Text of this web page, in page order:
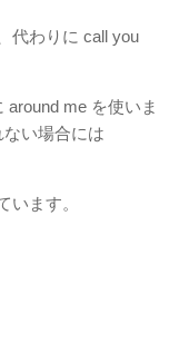
代わりに call you
me を使いま
い場合には
います。